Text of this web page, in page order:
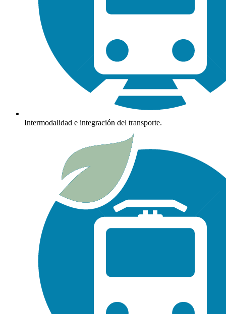
Intermodalidad e integración del transporte.